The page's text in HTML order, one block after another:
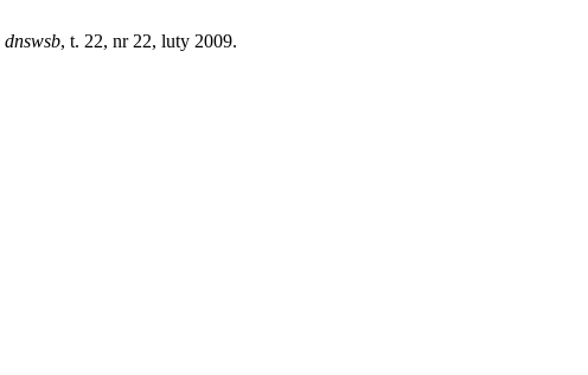
dnswsb, t. 22, nr 22, luty 2009.